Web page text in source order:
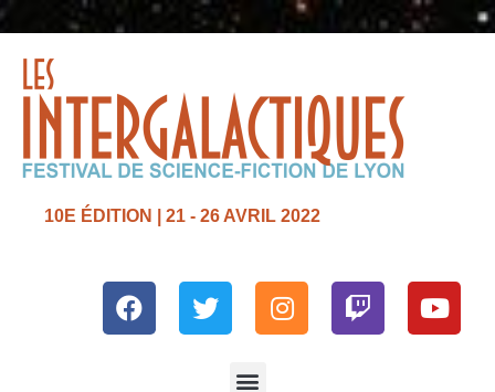
10E ÉDITION | 21 - 26 AVRIL 2022